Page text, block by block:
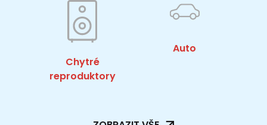
Chytré
reproduktory
Auto